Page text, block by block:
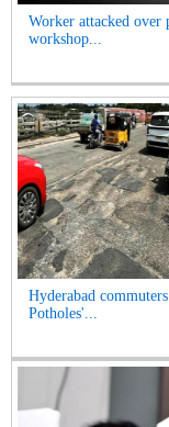
Worker attacked over
workshop...
Hyderabad
Potholes'...